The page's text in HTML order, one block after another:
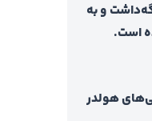
و به
است.
هولدر